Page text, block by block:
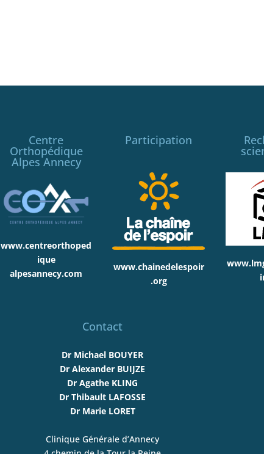
Centre
Orthopédique
Alpes Annecy
www.centreorthoped
ique
alpesannecy.com
Participation
www.chainedelespoir
.org
Contact
Dr Michael BOUYER
Dr Alexander BUIJZE
Dr Agathe KLING
Dr Thibault LAFOSSE
Dr Marie LORET
Clinique Générale d’Annecy